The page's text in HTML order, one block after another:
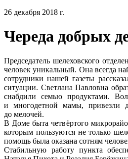
26 декабря 2018 г.
Череда добрых
Председатель шелеховского
человек уникальный. Она всегда
сотрудники нашей газеты
ситуации. Светлана Павловна
снабдили семью продуктами.
и многодетной мамы, привезли
до мелочей.
В Доме быта четвёртого
которым пользуются не только
помощь была оказана сотням
Стабильную работу пункта